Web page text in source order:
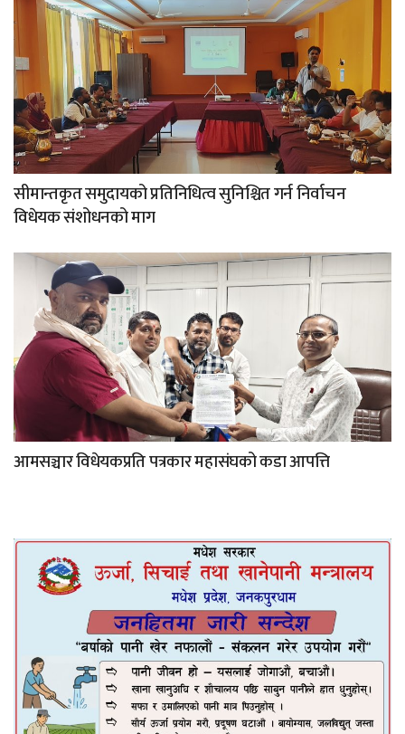
सीमान्तकृत समुदायको प्रतिनिधित्व सुनिश्चित गर्न निर्वाचन
विधेयक संशोधनको माग
आमसञ्चार विधेयकप्रति पत्रकार महासंघको कडा आपत्ति